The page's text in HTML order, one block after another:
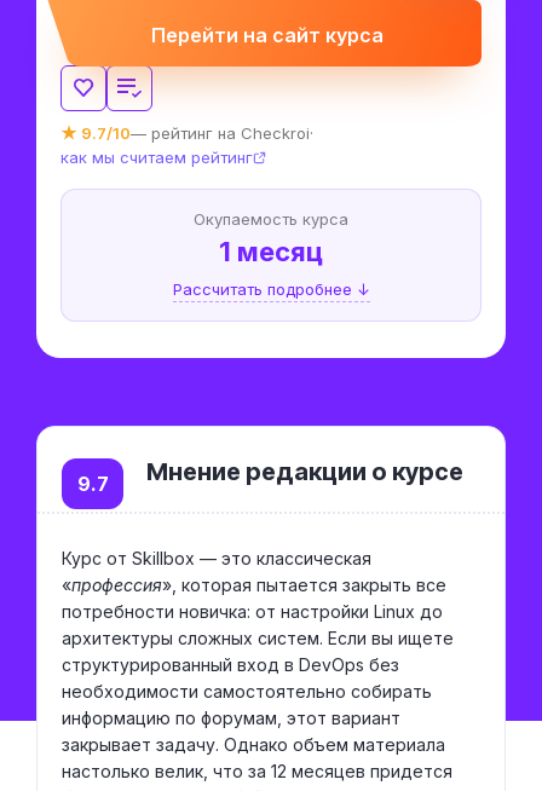
Перейти на сайт курса
★ 9.7/10— рейтинг на Checkroi·
как мы считаем рейтинг
Окупаемость курса
1 месяц
Рассчитать подробнее ↓
Мнение редакции о курсе
9.7
Курс от Skillbox — это классическая
«профессия», которая пытается закрыть все
потребности новичка: от настройки Linux до
архитектуры сложных систем. Если вы ищете
структурированный вход в DevOps без
необходимости самостоятельно собирать
информацию по форумам, этот вариант
закрывает задачу. Однако объем материала
настолько велик, что за 12 месяцев придется